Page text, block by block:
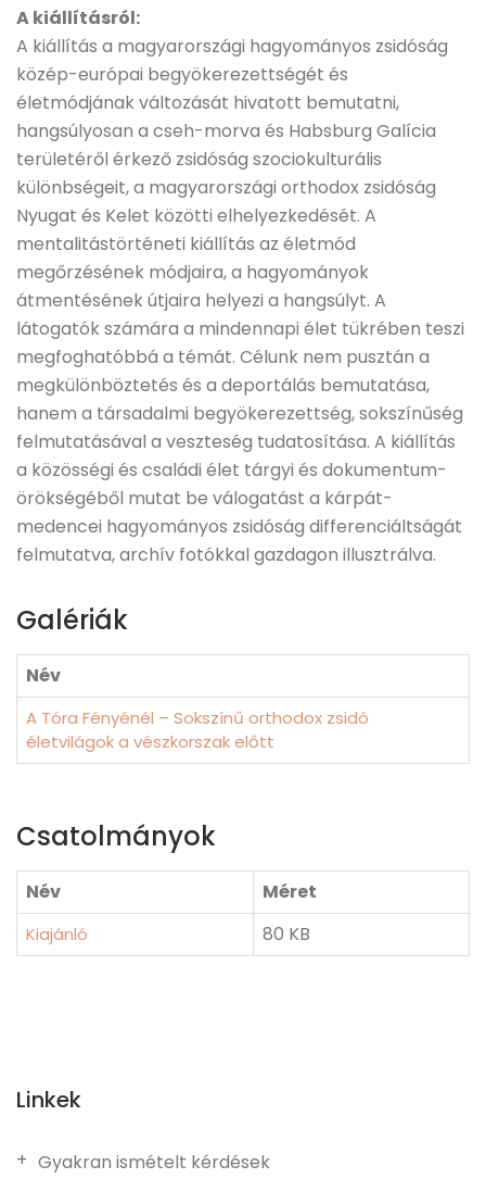
A kiállításról:
A kiállítás a magyarországi hagyományos zsidóság
közép-európai begyökerezettségét és
életmódjának változását hivatott bemutatni,
hangsúlyosan a cseh-morva és Habsburg Galícia
területéről érkező zsidóság szociokulturális
különbségeit, a magyarországi orthodox zsidóság
Nyugat és Kelet közötti elhelyezkedését. A
mentalitástörténeti kiállítás az életmód
megőrzésének módjaira, a hagyományok
átmentésének útjaira helyezi a hangsúlyt. A
látogatók számára a mindennapi élet tükrében teszi
megfoghatóbbá a témát. Célunk nem pusztán a
megkülönböztetés és a deportálás bemutatása,
hanem a társadalmi begyökerezettség, sokszínűség
felmutatásával a veszteség tudatosítása. A kiállítás
a közösségi és családi élet tárgyi és dokumentum-
örökségéből mutat be válogatást a kárpát-
medencei hagyományos zsidóság differenciáltságát
felmutatva, archív fotókkal gazdagon illusztrálva.
Galériák
Név
A Tóra Fényénél – Sokszínű orthodox zsidó
életvilágok a vészkorszak előtt
Csatolmányok
Név Méret
Kiajánló 80 KB
Linkek
Gyakran ismételt kérdések